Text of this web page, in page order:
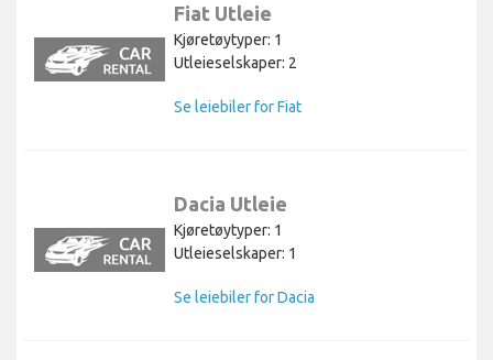
Fiat Utleie
Kjøretøytyper: 1
Utleieselskaper: 2
Se leiebiler for Fiat
Dacia Utleie
Kjøretøytyper: 1
Utleieselskaper: 1
Se leiebiler for Dacia